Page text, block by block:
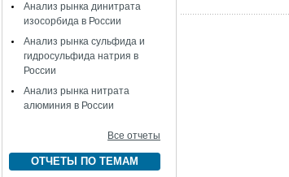
Анализ рынка динитрата
изосорбида в России
Анализ рынка сульфида и
гидросульфида натрия в
России
Анализ рынка нитрата
алюминия в России
Все отчеты
ОТЧЕТЫ ПО ТЕМАМ